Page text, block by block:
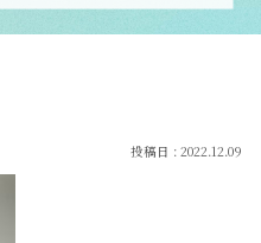
2022.12.09